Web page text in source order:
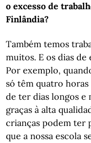
o excesso de
Finlândia?
Também temos
muitos. E os dias de
Por exemplo,
só têm quatro
de ter dias longos e
graças à alta
crianças podem ter
que a nossa escola